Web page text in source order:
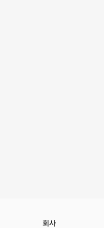
회사